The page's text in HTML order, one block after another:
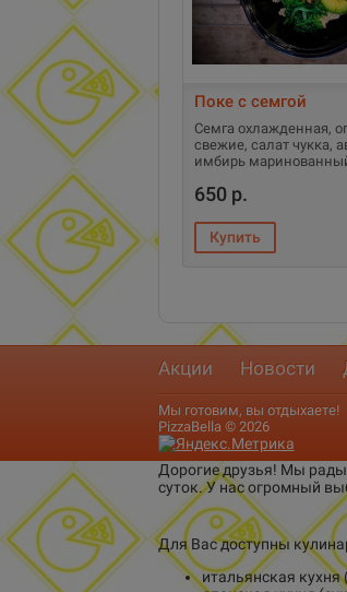
Поке с семгой
Семга охлажденная,
свежие, салат чукка,
имбирь
650 р.
Акции Новости
Мы готовим, вы отдыхаете!
PizzaBella © 2026
Дорогие друзья! Мы
суток. У нас огромный
Для Вас доступны
итальянская кухня